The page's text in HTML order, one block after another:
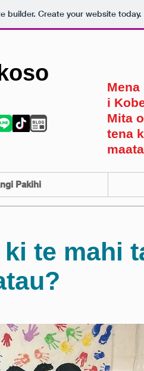
builder. Create your website today.
i
Mita
tena
Pakihi
te mahi